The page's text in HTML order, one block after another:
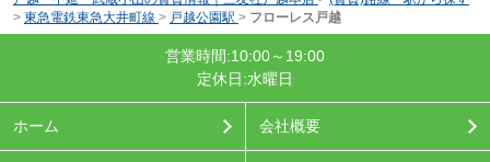
> 東急電鉄東急大井町線 > 戸越公園駅 > フローレス戸越
営業時間:10:00～19:00
定休日:水曜日
ホーム 会社概要